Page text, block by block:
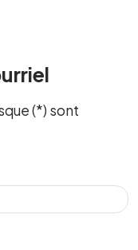
(*) sont